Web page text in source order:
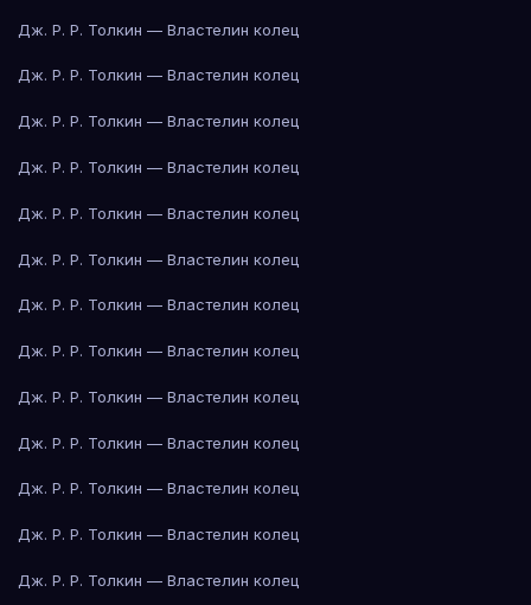
Дж. Р. Р. Толкин — Властелин колец
Дж. Р. Р. Толкин — Властелин колец
Дж. Р. Р. Толкин — Властелин колец
Дж. Р. Р. Толкин — Властелин колец
Дж. Р. Р. Толкин — Властелин колец
Дж. Р. Р. Толкин — Властелин колец
Дж. Р. Р. Толкин — Властелин колец
Дж. Р. Р. Толкин — Властелин колец
Дж. Р. Р. Толкин — Властелин колец
Дж. Р. Р. Толкин — Властелин колец
Дж. Р. Р. Толкин — Властелин колец
Дж. Р. Р. Толкин — Властелин колец
Дж. Р. Р. Толкин — Властелин колец